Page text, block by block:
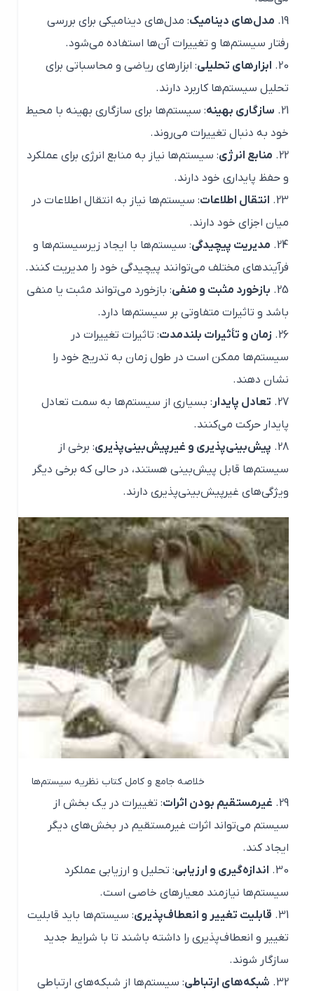
مدل‌های دینامیک: مدل‌های دینامیکی برای بررسی
رفتار سیستم‌ها و تغییرات آن‌ها استفاده می‌شود.
ابزارهای تحلیلی: ابزارهای ریاضی و محاسباتی برای
تحلیل سیستم‌ها کاربرد دارند.
سازگاری بهینه: سیستم‌ها برای سازگاری بهینه با محیط
خود به دنبال تغییرات می‌روند.
منابع انرژی: سیستم‌ها نیاز به منابع انرژی برای عملکرد
و حفظ پایداری خود دارند.
انتقال اطلاعات: سیستم‌ها نیاز به انتقال اطلاعات در
میان اجزای خود دارند.
مدیریت پیچیدگی: سیستم‌ها با ایجاد زیرسیستم‌ها و
فرآیندهای مختلف می‌توانند پیچیدگی خود را مدیریت کنند.
بازخورد مثبت و منفی: بازخورد می‌تواند مثبت یا منفی
باشد و تاثیرات متفاوتی بر سیستم‌ها دارد.
زمان و تأثیرات بلندمدت: تاثیرات تغییرات در
سیستم‌ها ممکن است در طول زمان به تدریج خود را
نشان دهند.
تعادل پایدار: بسیاری از سیستم‌ها به سمت تعادل
پایدار حرکت می‌کنند.
پیش‌بینی‌پذیری و غیرپیش‌بینی‌پذیری: برخی از
سیستم‌ها قابل پیش‌بینی هستند، در حالی که برخی دیگر
ویژگی‌های غیرپیش‌بینی‌پذیری دارند.
خلاصه جامع و کامل کتاب نظریه سیستم‌ها
غیرمستقیم بودن اثرات: تغییرات در یک بخش از
سیستم می‌تواند اثرات غیرمستقیم در بخش‌های دیگر
ایجاد کند.
اندازه‌گیری و ارزیابی: تحلیل و ارزیابی عملکرد
سیستم‌ها نیازمند معیارهای خاصی است.
قابلیت تغییر و انعطاف‌پذیری: سیستم‌ها باید قابلیت
تغییر و انعطاف‌پذیری را داشته باشند تا با شرایط جدید
سازگار شوند.
شبکه‌های ارتباطی: سیستم‌ها از شبکه‌های ارتباطی